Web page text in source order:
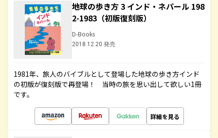
地球の歩き方 3 インド・ネパール 198
2-1983（初版復刻版）
D-Books
2018.12.20 発売
1981年、旅人のバイブルとして登場した地球の歩き方インド
の初版が復刻版で再登場！ 当時の旅を思い出して欲しい1冊
です。
詳細を見る